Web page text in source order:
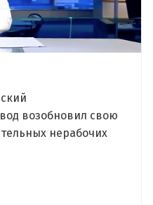
возобновил свою
нерабочих